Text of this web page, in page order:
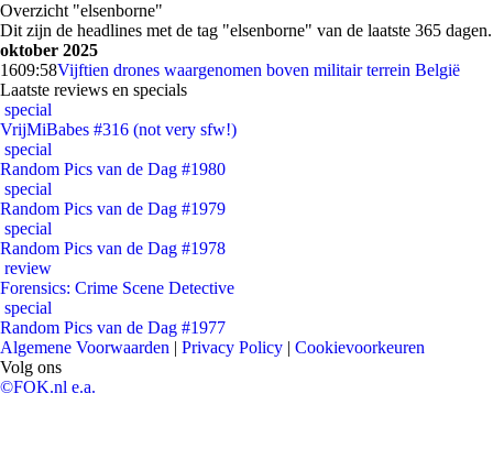
Overzicht "elsenborne"
Dit zijn de headlines met de tag "elsenborne" van de laatste 365 dagen.
oktober 2025
1609:58Vijftien drones waargenomen boven militair terrein België
Laatste reviews en specials
special
VrijMiBabes #316 (not very sfw!)
special
Random Pics van de Dag #1980
special
Random Pics van de Dag #1979
special
Random Pics van de Dag #1978
review
Forensics: Crime Scene Detective
special
Random Pics van de Dag #1977
Algemene Voorwaarden | Privacy Policy | Cookievoorkeuren
Volg ons
©FOK.nl e.a.